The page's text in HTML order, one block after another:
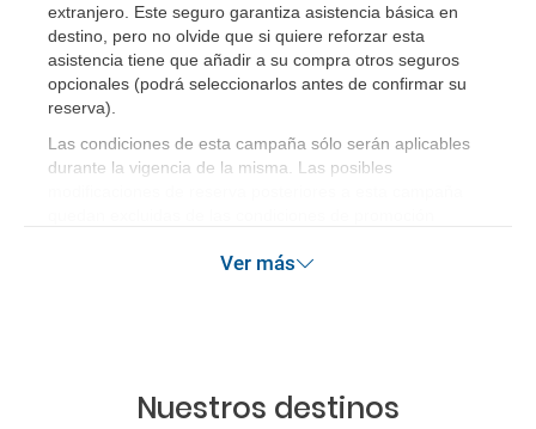
extranjero. Este seguro garantiza asistencia básica en
destino, pero no olvide que si quiere reforzar esta
asistencia tiene que añadir a su compra otros seguros
opcionales (podrá seleccionarlos antes de confirmar su
reserva)
Las condiciones de esta campaña sólo serán aplicables
durante la vigencia de la misma. Las posibles
Ver más
Nuestros destinos